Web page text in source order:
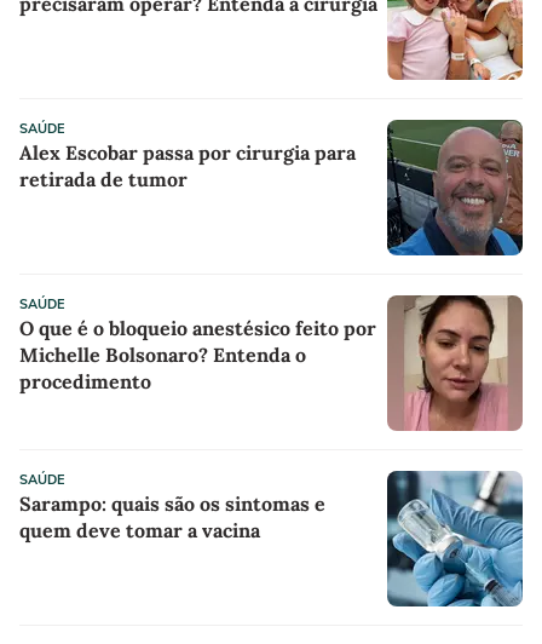
SAÚDE
Alex Escobar passa por cirurgia para
retirada de tumor
SAÚDE
O que é o bloqueio anestésico feito por
Michelle Bolsonaro? Entenda o
procedimento
SAÚDE
Sarampo: quais são os sintomas e
quem deve tomar a vacina